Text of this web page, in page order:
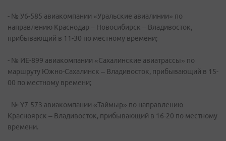
- № У6-585 авиакомпании «Уральские авиалинии» по
направлению Краснодар – Новосибирск – Владивосток,
прибывающий в 11-30 по местному времени;
- № ИЕ-899 авиакомпании «Сахалинские авиатрассы» по
маршруту Южно-Сахалинск – Владивосток, прибывающий в 15-
00 по местному времени;
- № Y7-573 авиакомпании «Таймыр» по направлению
Красноярск – Владивосток, прибывающий в 16-20 по местному
времени.